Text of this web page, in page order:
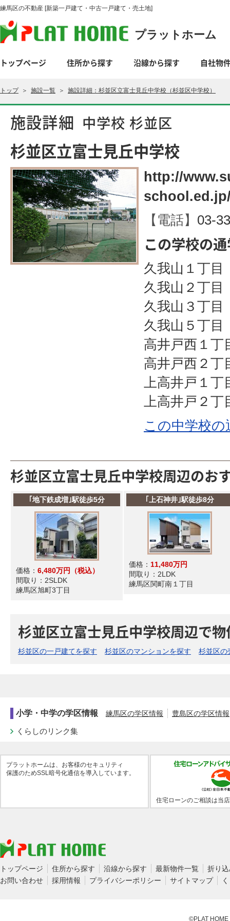
練馬区の不動産 [新築一戸建て・中古一戸建て・売土地]
プラットホーム
トップページ 住所から探す 沿線から探す 自社物
トップ＞ 施設一覧 ＞ 施設詳細：杉並区立富士見丘中学校（杉並区中学校）
施設詳細 中学校 杉並区
杉並区立富士見丘中学校
http://
【電話】 03-
この学校の
久我山１丁
久我山２丁
久我山３丁
久我山５丁
高井戸西１
高井戸西２
上高井戸１
上高井戸２
この中学校
杉並区立富士見丘中学校周辺のお
｢地下鉄成増｣駅徒歩5分
価格： 6,480万円
（税込）
間取り： 2SLDK
練馬区旭町3丁目
｢上石神井｣駅徒歩8分
価格： 11,480万円
間取り： 2LDK
練馬区関町南１丁目
杉並区立富士見丘中学校周辺で
杉並区の一戸建てを探す 杉並区のマンションを探す 杉並区の
小学・中学の学区情報 練馬区の学区情報 豊島区の学区情報
くらしのリンク集
プラットホームは、お客様のセキュリティ
保護のためSSL暗号化通信を導入しています。
住宅ローンのご相談は当
トップページ 住所から探す 沿線から探す 最新物件一覧
折り
お問い合わせ
採用情報 プライバシーポリシー サイトマップ
©PLAT HOME